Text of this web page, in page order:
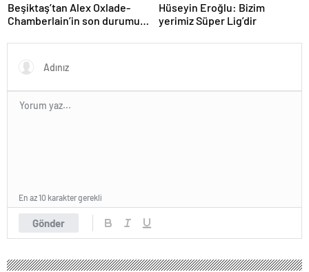
Beşiktaş’tan Alex Oxlade-
Chamberlain’in son durumu
Hüseyin Eroğlu: Bizim
yerimiz Süper Lig’dir
Gönder
En az 10 karakter gerekli